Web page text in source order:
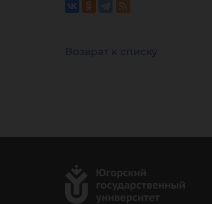
Возврат к списку